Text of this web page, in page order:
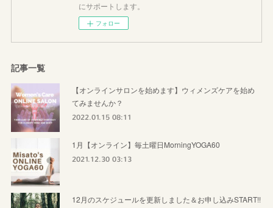
にサポートします。
フォロー
記事一覧
【オンラインサロンを始めます】ウィメンズケアを始め
てみませんか？
2022.01.15 08:11
1月【オンライン】毎土曜日MorningYOGA60
2021.12.30 03:13
12月のスケジュールを更新しました＆お申し込みSTART!!